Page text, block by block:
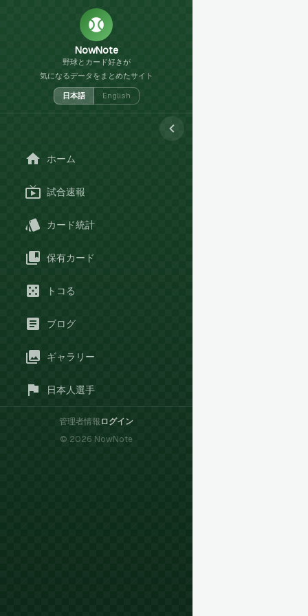
NowNote
野球とカード好きが
気になるデータをまとめたサイト
日本語 English
ホーム
試合速報
カード統計
保有カード
トコる
ブログ
ギャラリー
日本人選手
管理者情報 ログイン
© 2026 NowNote